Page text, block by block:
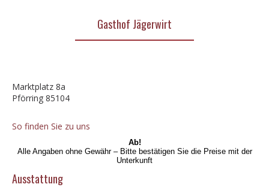
Gasthof Jägerwirt
Marktplatz 8a
Pförring 85104
So finden Sie zu uns
Ab!
Alle Angaben ohne Gewähr – Bitte bestätigen Sie die Preise mit der
Unterkunft
Ausstattung